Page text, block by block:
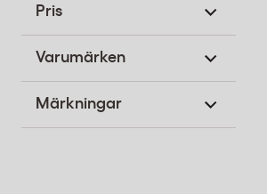
Pris
Varumärken
Märkningar